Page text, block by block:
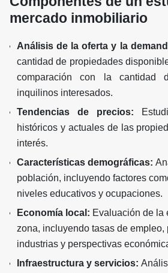
mercado inmobiliario
Análisis de la oferta y la
cantidad de propiedades
comparación con la cantidad
inquilinos interesados.
Tendencias de precios:
históricos y actuales de las
interés.
Características demográficas:
población, incluyendo factores
niveles educativos y ocupaciones.
Economía local: Evaluación de la
zona, incluyendo tasas de empleo,
industrias y perspectivas
Infraestructura y servicios: